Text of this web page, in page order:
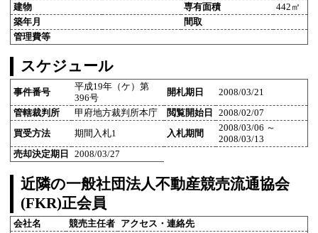
建物
専有面積
442㎡
築年月
間取
管理費等
スケジュール
事件番号
平成19年（ケ）第
396号
開札期日 2008/03/21
管轄裁判所 甲府地方裁判所本庁 閲覧開始日 2008/02/07
買受方法 期間入札1 入札期間
2008/03/06 ～
2008/03/13
売却決定期日
2008/03/27
近隣の一般社団法人不動産競売流通協会
(FKR)正会員
会社名 競売主任者 アクセス・連絡先